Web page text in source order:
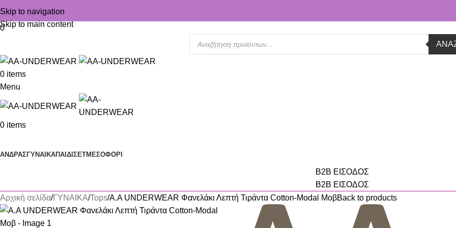
Skip to navigation
Skip to main content
0
0 items
Menu
0 items
ΑΝΔΡΑΣΓΥΝΑΙΚΑΠΑΙΔΙ ΣΕΤΜΕΣΟΦΟΡΙ
B2B ΕΙΣΟΔΟΣ
B2B ΕΙΣΟΔΟΣ
Αρχική σελίδα ΓΥΝΑΙΚΑ Tops A.A UNDERWEAR Φανελάκι Λεπτή Τιράντα Cotton-Modal ΜοβBack to products